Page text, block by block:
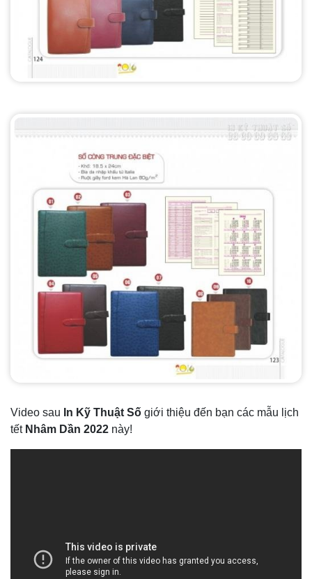
Video sau In Kỹ Thuật Số giới thiệu đến bạn các mẫu lịch
tết Nhâm Dần 2022 này!